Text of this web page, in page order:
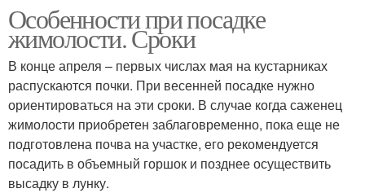
Особенности при посадке
жимолости. Сроки
В конце апреля – первых числах мая на кустарниках
распускаются почки. При весенней посадке нужно
ориентироваться на эти сроки. В случае когда саженец
жимолости приобретен заблаговременно, пока еще не
подготовлена почва на участке, его рекомендуется
посадить в объемный горшок и позднее осуществить
высадку в лунку.